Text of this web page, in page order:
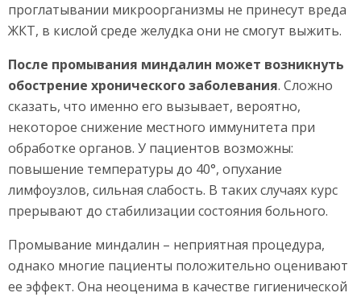
проглатывании микроорганизмы не принесут вреда
ЖКТ, в кислой среде желудка они не смогут выжить.
После промывания миндалин может возникнуть
обострение хронического заболевания. Сложно
сказать, что именно его вызывает, вероятно,
некоторое снижение местного иммунитета при
обработке органов. У пациентов возможны:
повышение температуры до 40°, опухание
лимфоузлов, сильная слабость. В таких случаях курс
прерывают до стабилизации состояния больного.
Промывание миндалин – неприятная процедура,
однако многие пациенты положительно оценивают
ее эффект. Она неоценима в качестве гигиенической